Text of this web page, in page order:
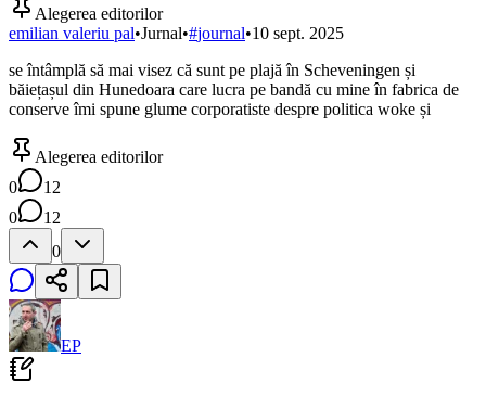
Alegerea editorilor
emilian valeriu pal•Jurnal•#journal•10 sept. 2025
se întâmplă să mai visez că sunt pe plajă în Scheveningen și
băiețașul din Hunedoara care lucra pe bandă cu mine în fabrica de
conserve îmi spune glume corporatiste despre politica woke și
Alegerea editorilor
0
12
0
12
0
EP